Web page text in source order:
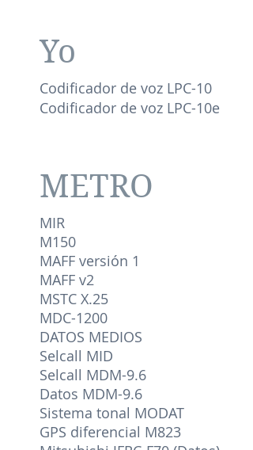
Yo
Codificador de voz LPC-10
Codificador de voz LPC-10e
METRO
MIR
M150
MAFF versión 1
MAFF v2
MSTC X.25
MDC-1200
DATOS MEDIOS
Selcall MID
Selcall MDM-9.6
Datos MDM-9.6
Sistema tonal MODAT
GPS diferencial M823